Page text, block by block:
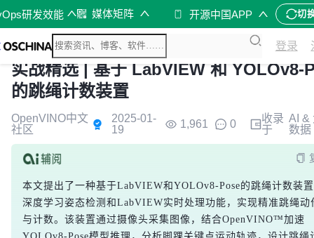
研发效能 媒体矩阵 开源中国APP 切
登录
实战精选 | 基于 LabVIEW 和 YOLOv8-
的跳绳计数装置
OpenVINO中文
社区
2025-01-
19
1,961 0
收录
于
AI &
数据
本文提出了一种基于LabVIEW和YOLOv8-Pose的跳绳计数装
深度学习姿态检测和LabVIEW实时处理功能，实现精准跳绳动
与计数。该装置通过摄像头采集图像，结合OpenVINO™加速